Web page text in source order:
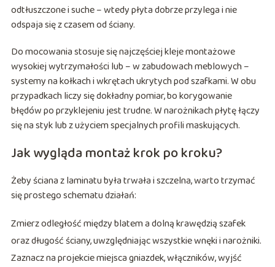
odtłuszczone i suche – wtedy płyta dobrze przylega i nie
odspaja się z czasem od ściany.
Do mocowania stosuje się najczęściej kleje montażowe
wysokiej wytrzymałości lub – w zabudowach meblowych –
systemy na kołkach i wkrętach ukrytych pod szafkami. W obu
przypadkach liczy się dokładny pomiar, bo korygowanie
błędów po przyklejeniu jest trudne. W narożnikach płytę łączy
się na styk lub z użyciem specjalnych profili maskujących.
Jak wygląda montaż krok po kroku?
Żeby ściana z laminatu była trwała i szczelna, warto trzymać
się prostego schematu działań:
Zmierz odległość między blatem a dolną krawędzią szafek
oraz długość ściany, uwzględniając wszystkie wnęki i narożniki.
Zaznacz na projekcie miejsca gniazdek, włączników, wyjść